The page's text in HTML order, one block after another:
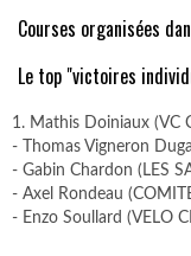
Courses organisées
Le top "victoires
1. Mathis Doiniaux (VC
- Thomas Vigneron
- Gabin Chardon (LES
- Axel Rondeau
- Enzo Soullard (VELO